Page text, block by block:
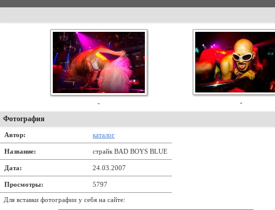
- -
Фотография
Автор: каталог
Название: страйк BAD BOYS BLUE
Дата: 24.03.2007
Просмотры: 5797
Для вставки фотографии у себя на сайте: